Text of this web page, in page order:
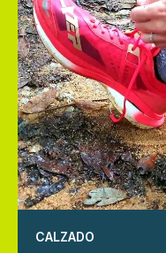
CALZADO